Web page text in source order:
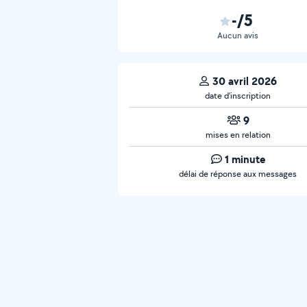
-/5
Aucun avis
30 avril 2026
date d’inscription
9
mises en relation
1 minute
délai de réponse aux messages